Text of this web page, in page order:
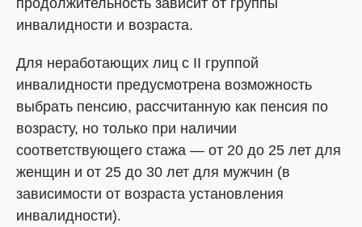
продолжительность зависит от группы
инвалидности и возраста.
Для неработающих лиц с II группой
инвалидности предусмотрена возможность
выбрать пенсию, рассчитанную как пенсия по
возрасту, но только при наличии
соответствующего стажа — от 20 до 25 лет для
женщин и от 25 до 30 лет для мужчин (в
зависимости от возраста установления
инвалидности).